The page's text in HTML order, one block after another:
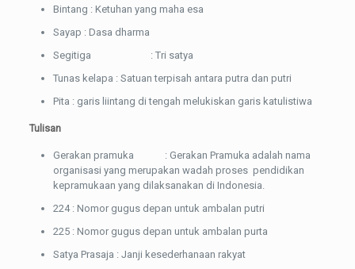
Bintang : Ketuhan yang maha esa
Sayap : Dasa dharma
Segitiga : Tri satya
Tunas kelapa : Satuan terpisah antara putra dan putri
Pita : garis liintang di tengah melukiskan garis katulistiwa
Tulisan
Gerakan pramuka : Gerakan Pramuka adalah nama
organisasi yang merupakan wadah proses pendidikan
kepramukaan yang dilaksanakan di Indonesia.
224 : Nomor gugus depan untuk ambalan putri
225 : Nomor gugus depan untuk ambalan purta
Satya Prasaja : Janji kesederhanaan rakyat